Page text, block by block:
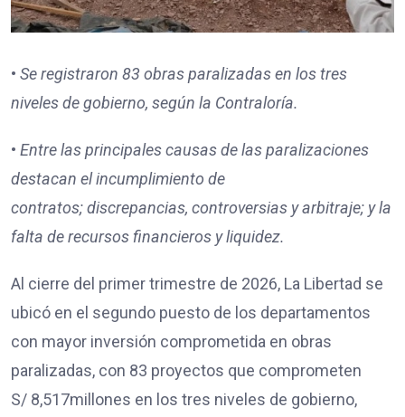
• Se registraron 83 obras paralizadas en los tres
niveles de gobierno, según la Contraloría.
• Entre las principales causas de las paralizaciones
destacan el incumplimiento de
contratos;discrepancias, controversias y arbitraje; yla
falta de recursos financieros y liquidez.
Al cierre del primer trimestre de 2026, La Libertad se
ubicó en el segundo puesto de los departamentos
con mayor inversión comprometida en obras
paralizadas, con 83 proyectos que comprometen
S/ 8,517millones en los tres niveles de gobierno,